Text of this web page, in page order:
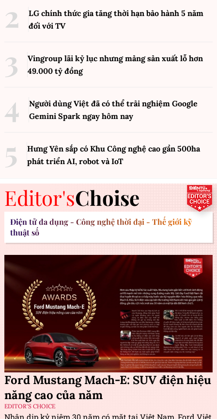
LG chính thức gia tăng thời hạn bảo hành 5 năm
đối với TV
Vingroup lãi kỷ lục nhưng mảng sản xuất lỗ hơn
49.000 tỷ đồng
Người dùng Việt đã có thể trải nghiệm Google
Gemini Spark ngay hôm nay
Hưng Yên sắp có Khu Công nghệ cao gần 500ha
phát triển AI, robot và IoT
Editor'sChoise
Điện tử đa dụng - Công nghệ thời đại - Thế giới kỹ
thuật số
Ford Mustang Mach-E: SUV điện hiệu
năng cao của năm
EDITOR'S CHOICE
Nhân dịp kỷ niệm 30 năm có mặt tại Việt Nam, Ford Việt